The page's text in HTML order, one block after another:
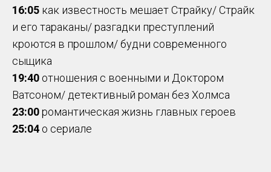
16:05 как известность мешает Страйку/ Страйк
и его тараканы/ разгадки преступлений
кроются в прошлом/ будни современного
сыщика
19:40 отношения с военными и Доктором
Ватсоном/ детективный роман без Холмса
23:00романтическая жизнь главных героев
25:04 о сериале